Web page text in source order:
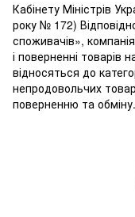
Кабінету Міністрів
року № 172)
споживачів»,
і поверненні товарів
відносяться до
непродовольчих
поверненню та обміну.